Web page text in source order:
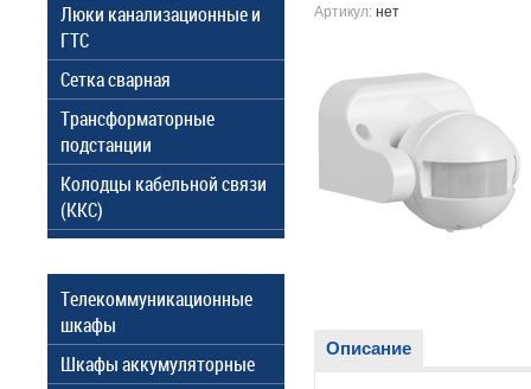
Артикул: нет
Описание
Люки канализационные и
ГТС
Сетка сварная
Трансформаторные
подстанции
Колодцы кабельной связи
(ККС)
Телекоммуникационные
шкафы
Шкафы аккумуляторные